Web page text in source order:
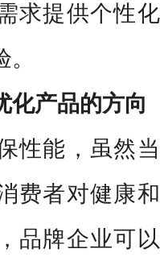
求提供个性
化产品的方向
性能，虽然
费者对健康
品牌企业可